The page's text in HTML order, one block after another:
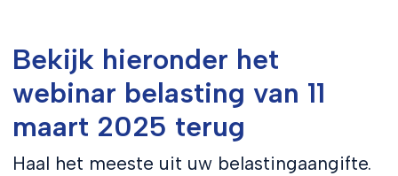
Bekijk hieronder het
webinar belasting van 11
maart 2025 terug
Haal het meeste uit uw belastingaangifte.